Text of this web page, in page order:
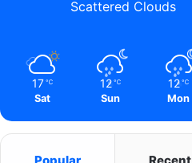
Scattered Clouds
17 ℃
Sat
12 ℃
Sun
12 ℃
Mon